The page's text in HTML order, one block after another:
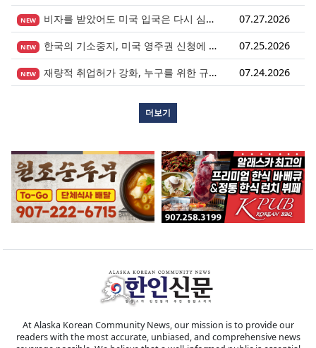
NEW 비자를 받았어도 미국 입국은 다시 심사받습니다. 07.27.2026
NEW 한국의 기소중지, 미국 영주권 신청에 어떤 영향을 미칠까? 07.25.2026
NEW 재량적 취업허가 강화, 누구를 위한 규정인가? 07.24.2026
더보기
At Alaska Korean Community News, our mission is to provide our
readers with the most accurate, unbiased, and comprehensive news